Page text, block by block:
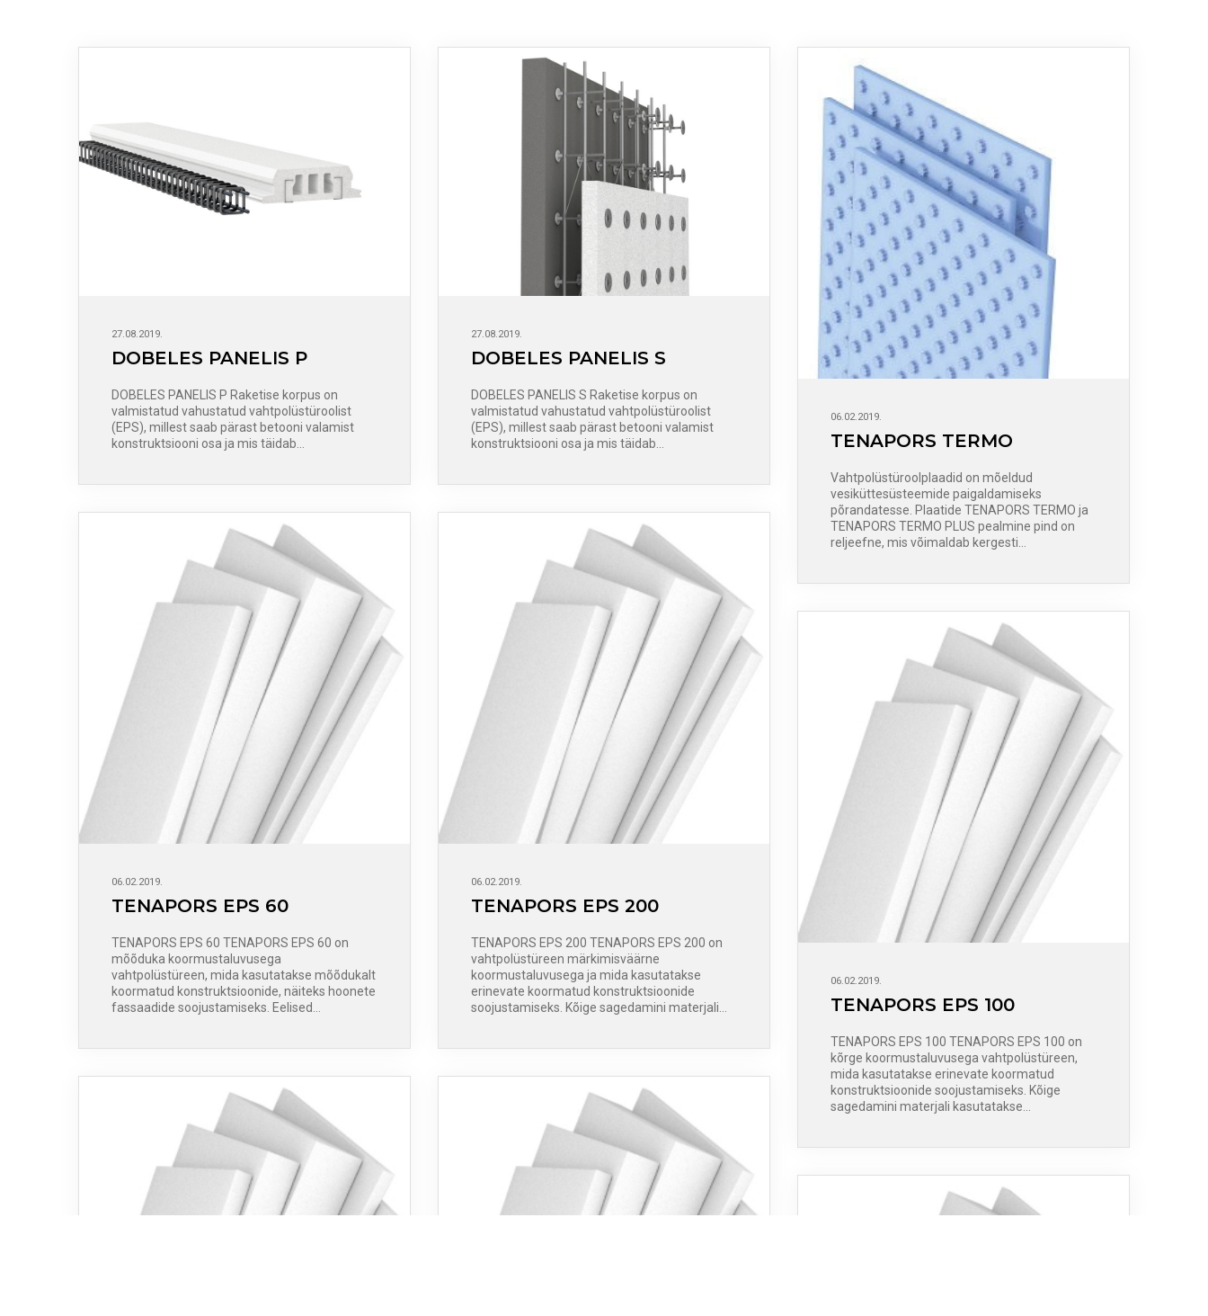
27.08.2019.
DOBELES PANELIS P
DOBELES PANELIS P Raketise korpus on
valmistatud vahustatud vahtpolüstüroolist
(EPS), millest saab pärast betooni valamist
konstruktsiooni osa ja mis täidab…
27.08.2019.
DOBELES PANELIS S
DOBELES PANELIS S Raketise korpus on
valmistatud vahustatud vahtpolüstüroolist
(EPS), millest saab pärast betooni valamist
konstruktsiooni osa ja mis täidab…
06.02.2019.
TENAPORS TERMO
Vahtpolüstüroolplaadid on mõeldud
vesiküttesüsteemide paigaldamiseks
põrandatesse. Plaatide TENAPORS TERMO ja
TENAPORS TERMO PLUS pealmine pind on
reljeefne, mis võimaldab kergesti…
06.02.2019.
TENAPORS EPS 60
TENAPORS EPS 60 TENAPORS EPS 60 on
mõõduka koormustaluvusega
vahtpolüstüreen, mida kasutatakse mõõdukalt
koormatud konstruktsioonide, näiteks hoonete
fassaadide soojustamiseks. Eelised…
06.02.2019.
TENAPORS EPS 200
TENAPORS EPS 200 TENAPORS EPS 200 on
vahtpolüstüreen märkimisväärne
koormustaluvusega ja mida kasutatakse
erinevate koormatud konstruktsioonide
soojustamiseks. Kõige sagedamini materjali…
06.02.2019.
TENAPORS EPS 100
TENAPORS EPS 100 TENAPORS EPS 100 on
kõrge koormustaluvusega vahtpolüstüreen,
mida kasutatakse erinevate koormatud
konstruktsioonide soojustamiseks. Kõige
sagedamini materjali kasutatakse…